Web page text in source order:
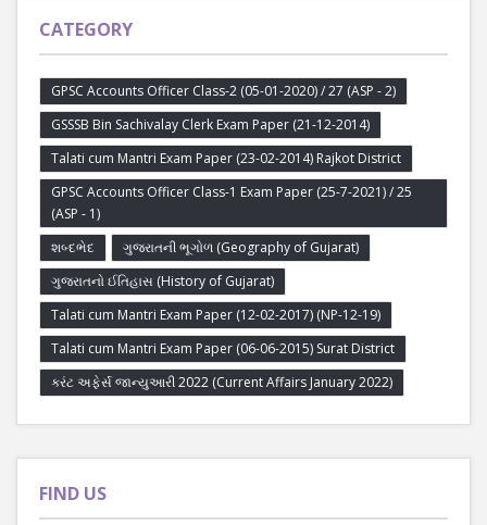
CATEGORY
GPSC Accounts Officer Class-2 (05-01-2020) / 27 (ASP - 2)
GSSSB Bin Sachivalay Clerk Exam Paper (21-12-2014)
Talati cum Mantri Exam Paper (23-02-2014) Rajkot District
GPSC Accounts Officer Class-1 Exam Paper (25-7-2021) / 25
(ASP - 1)
શબ્દભેદ
ગુજરાતની ભૂગોળ (Geography of Gujarat)
ગુજરાતનો ઈતિહાસ (History of Gujarat)
Talati cum Mantri Exam Paper (12-02-2017) (NP-12-19)
Talati cum Mantri Exam Paper (06-06-2015) Surat District
કરંટ અફેર્સ જાન્યુઆરી 2022 (Current Affairs January 2022)
FIND US